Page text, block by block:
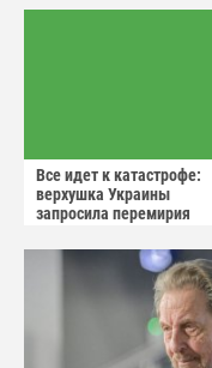
Все идет к катастрофе:
верхушка Украины
запросила перемирия